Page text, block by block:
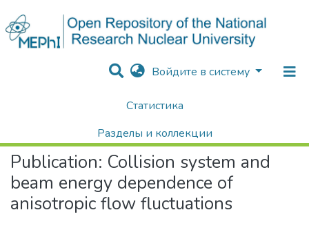
Войдите в систему
Статистика
Разделы и коллекции
Поиск
Publication: Collision system and
beam energy dependence of
anisotropic flow fluctuations